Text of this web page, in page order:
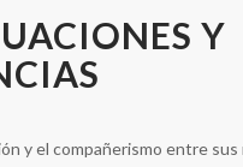
Y
y el compañerismo entre sus